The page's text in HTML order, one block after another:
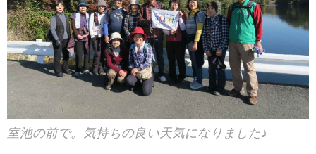
室池の前で。気持ちの良い天気になりました♪